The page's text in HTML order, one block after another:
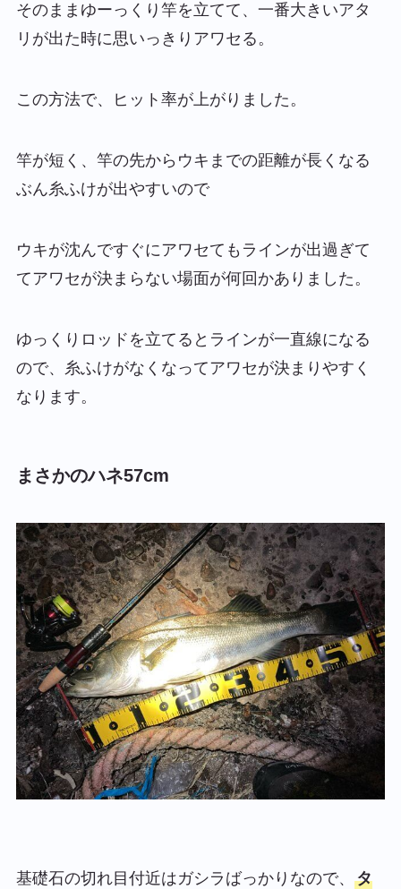
そのままゆーっくり竿を立てて、一番大きいアタ
リが出た時に思いっきりアワセる。
この方法で、ヒット率が上がりました。
竿が短く、竿の先からウキまでの距離が長くなる
ぶん糸ふけが出やすいので
ウキが沈んですぐにアワセてもラインが出過ぎて
てアワセが決まらない場面が何回かありました。
ゆっくりロッドを立てるとラインが一直線になる
ので、糸ふけがなくなってアワセが決まりやすく
なります。
まさかのハネ57cm
基礎石の切れ目付近はガシラばっかりなので、 タ